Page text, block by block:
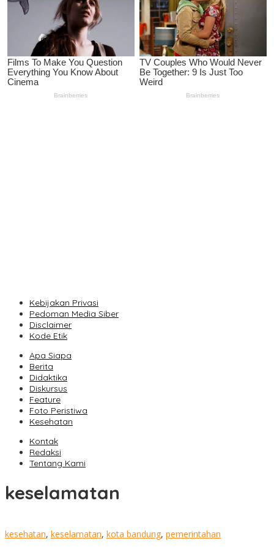
Kebijakan Privasi
Pedoman Media Siber
Disclaimer
Kode Etik
Apa Siapa
Berita
Didaktika
Diskursus
Feature
Foto Peristiwa
Kesehatan
Kontak
Redaksi
Tentang Kami
keselamatan
kesehatan, keselamatan, kota bandung, pemerintahan